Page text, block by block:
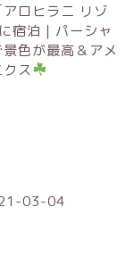
ロヒラニ リゾ
宿泊｜パーシャ
色が最高＆アメ
ス
03-04